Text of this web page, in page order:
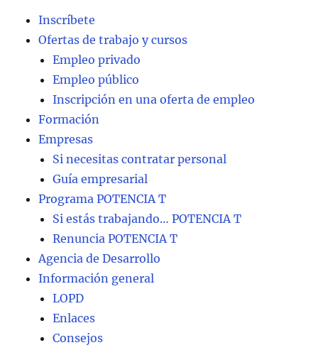
Inscríbete
Ofertas de trabajo y cursos
Empleo privado
Empleo público
Inscripción en una oferta de empleo
Formación
Empresas
Si necesitas contratar personal
Guía empresarial
Programa POTENCIA T
Si estás trabajando… POTENCIA T
Renuncia POTENCIA T
Agencia de Desarrollo
Información general
LOPD
Enlaces
Consejos